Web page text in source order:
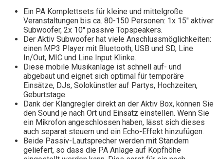
Ein PA Komplettsets für kleine und mittelgroße
Veranstaltungen bis ca. 80-150 Personen: 1x 15'' aktiver
Subwoofer, 2x 10'' passive Topspeakers.
Der Aktiv Subwoofer hat viele Anschlussmöglichkeiten:
einen MP3 Player mit Bluetooth, USB und SD, Line
In/Out, MIC und Line Input Klinke.
Diese mobile Musikanlage ist schnell auf- und
abgebaut und eignet sich optimal für temporäre
Einsätze, DJs, Solokünstler auf Partys, Hochzeiten,
Geburtstage.
Dank der Klangregler direkt an der Aktiv Box, können Sie
den Sound je nach Ort und Einsatz einstellen. Wenn Sie
ein Mikrofon angeschlossen haben, lässt sich dieses
auch separat steuern und ein Echo-Effekt hinzufügen.
Beide Passiv-Lautsprecher werden mit Ständern
geliefert, so dass die PA Anlage auf Kopfhöhe